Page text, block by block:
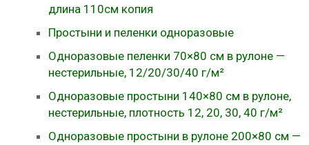
длина 110см копия
Простыни и пеленки одноразовые
Одноразовые пеленки 70×80 см в рулоне —
нестерильные, 12/20/30/40 г/м²
Одноразовые простыни 140×80 см в рулоне,
нестерильные, плотность 12, 20, 30, 40 г/м²
Одноразовые простыни в рулоне 200×80 см —